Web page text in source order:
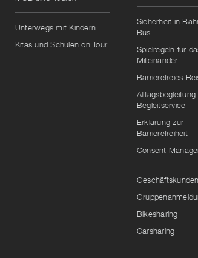
Unterwegs mit Kindern
Kitas und Schulen on Tour
Sicherheit in
Bus
Spielregeln für
Miteinander
Barrierefreies
Alltagsbegleitung
Begleitservice
Erklärung zur
Barrierefreiheit
Consent
Bikesharing
Carsharing